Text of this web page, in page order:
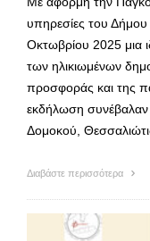
υπηρεσίες του
Οκτωβρίου 2025 μια
των ηλικιωμένων
προσφοράς και της
εκδήλωση συνέβαλαν
Δομοκού,
Διαβάστε περισσότερα